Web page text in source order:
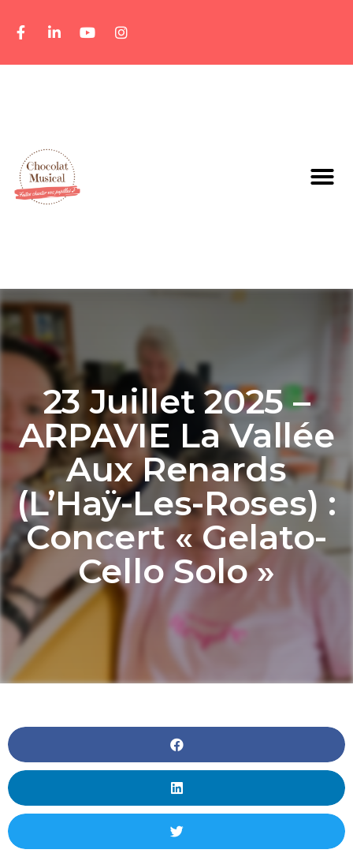
23 Juillet 2025 –
ARPAVIE La Vallée
Aux Renards
(L’Haÿ-Les-Roses) :
Concert « Gelato-
Cello Solo »